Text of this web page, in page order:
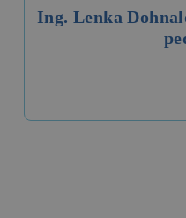
Ing. Lenka